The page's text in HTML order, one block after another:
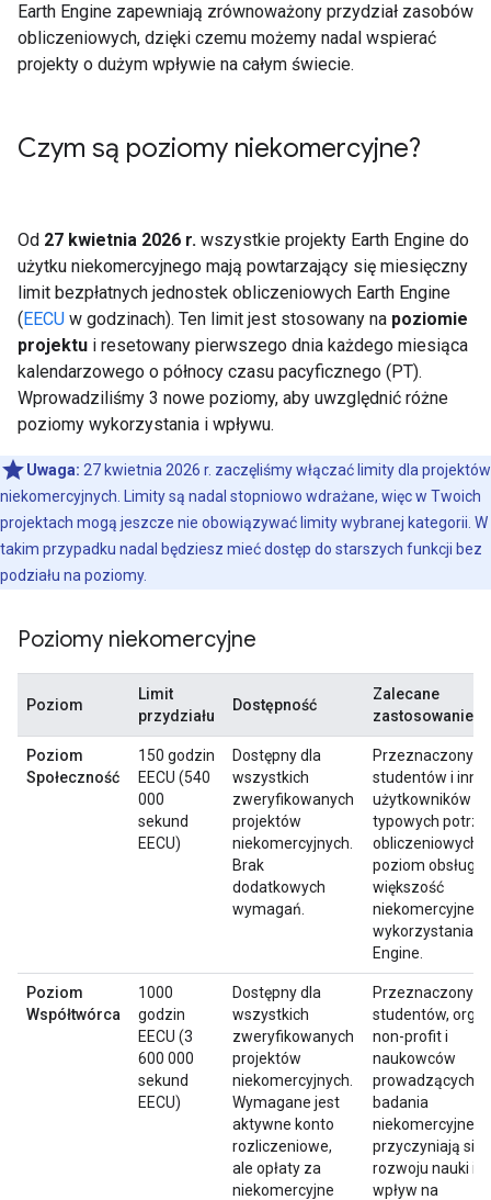
Earth Engine zapewniają zrównoważony przydział zasobów
obliczeniowych, dzięki czemu możemy nadal wspierać
projekty o dużym wpływie na całym świecie.
Czym są poziomy niekomercyjne?
Od 27 kwietnia 2026 r. wszystkie projekty Earth Engine do
użytku niekomercyjnego mają powtarzający się miesięczny
limit bezpłatnych jednostek obliczeniowych Earth Engine
(EECU w godzinach). Ten limit jest stosowany na poziomie
projektu i resetowany pierwszego dnia każdego miesiąca
kalendarzowego o północy czasu pacyficznego (PT).
Wprowadziliśmy 3 nowe poziomy, aby uwzględnić różne
poziomy wykorzystania i wpływu.
Uwaga: 27 kwietnia 2026 r. zaczęliśmy włączać limity dla projektów
niekomercyjnych. Limity są nadal stopniowo wdrażane, więc w Twoich
projektach mogą jeszcze nie obowiązywać limity wybranej kategorii. W
takim przypadku nadal będziesz mieć dostęp do starszych funkcji bez
podziału na poziomy.
Poziomy niekomercyjne
Poziom
Limit
przydziału
Dostępność
Zalecane
zastosowanie
Poziom
Społeczność
150 godzin
EECU (540
000
sekund
EECU)
Dostępny dla
wszystkich
zweryfikowanych
projektów
niekomercyjnych.
Brak
dodatkowych
wymagań.
Przeznaczony
studentów i
użytkowników o
typowych
obliczeniowych.
poziom
większość
niekomercyjnego
wykorzystania
Engine.
Poziom
Współtwórca
1000
godzin
EECU (3
600 000
sekund
EECU)
Dostępny dla
wszystkich
zweryfikowanych
projektów
niekomercyjnych.
Wymagane jest
aktywne konto
rozliczeniowe,
ale opłaty za
niekomercyjne
Przeznaczony
studentów,
non-profit i
naukowców
prowadzących
badania
niekomercyjne,
przyczyniają się
rozwoju nauki i
wpływ na